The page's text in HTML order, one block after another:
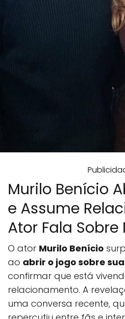
Murilo Benício
e Assume
Ator Fala Sobre
O ator Murilo Benício
ao abrir o jogo sobre
confirmar que está
relacionamento. A
uma conversa recente,